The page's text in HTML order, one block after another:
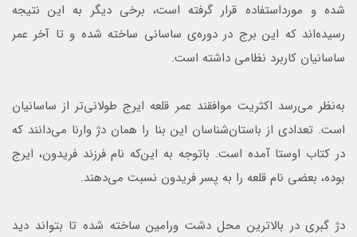
شده و مورداستفاده قرار گرفته است، برخی دیگر به این نتیجه
رسیده‌اند که این برج در دوره‌ی ساسانی ساخته شده و تا آخر عمر
ساسانیان کاربرد نظامی داشته است.
به‌نظر می‌رسد اکثریت موافقند عمر قلعه ایرج طولانی‌تر از ساسانیان
است. تعدادی از باستان‌شناسان این بنا را همان دژ وارنا می‌دانند که
در کتاب اوستا آمده است. باتوجه به این‌که نام فرزند فریدون، ایرج
بوده، بعضی نام قلعه را به پسر فریدون نسبت می‌دهند.
دژ گبری در بالاترین محل دشت ورامین ساخته شده تا بتواند دید